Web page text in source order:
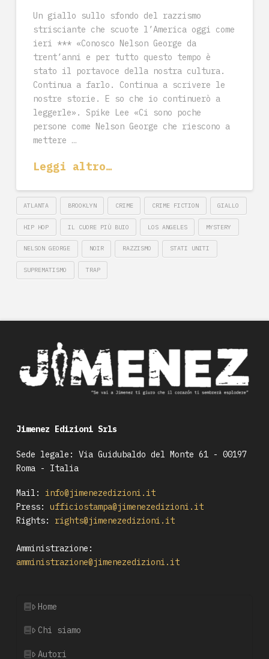
Un giallo sullo sfondo del razzismo
strisciante che scuote l’America oggi come
ieri *** «Conosco Nelson George da
trent’anni e per tutto questo tempo è
stato il portavoce della nostra cultura.
Continua a farlo. Continua a scrivere le
nostre storie. E so che io continuerò a
leggerle». Spike Lee «Ci sono poche
persone come Nelson George che riescono a
mettere …
Leggi altro…
ATLANTA BROOKLYN CRIME CRIME FICTION GIALLO
HIP HOP IL CUORE PIÙ BUIO LOS ANGELES MYSTERY
NELSON GEORGE NOIR RAZZISMO STATI UNITI
SUPREMATISMO TRAP
Jimenez Edizioni Srls
Sede legale: Via Guidubaldo del Monte 61 - 00197
Roma - Italia
Mail:
info@jimenezedizioni.it
Press:
ufficiostampa@jimenezedizioni.it
Rights:
rights@jimenezedizioni.it
Amministrazione:
amministrazione@jimenezedizioni.it
Home
Chi siamo
Autori